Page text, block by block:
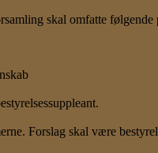
skal omfatte følgende
Forslag skal være